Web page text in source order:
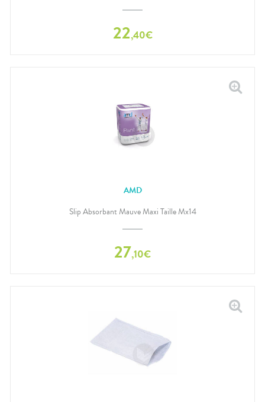
22,40€
AMD
Slip Absorbant Mauve Maxi Taille Mx14
27,10€